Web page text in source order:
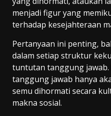
menjadi figur yang
terhadap kesejahteraan
Pertanyaan ini penting,
dalam setiap struktur
tuntutan tanggung jawab.
tanggung jawab hanya
semu dihormati secara
makna sosial.